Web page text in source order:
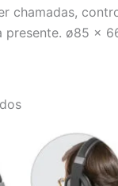
chamadas,
presente. ø85 x